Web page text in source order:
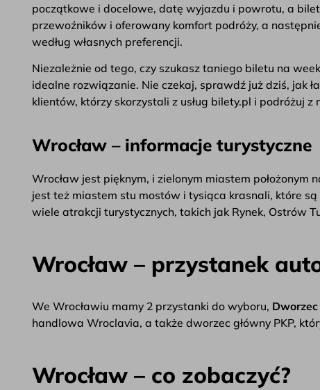
początkowe i docelowe, datę wyjazdu i powrotu, a
przewoźników i oferowany komfort podróży, a
według własnych preferencji.
Niezależnie od tego, czy szukasz taniego biletu na
idealne rozwiązanie. Nie czekaj, sprawdź już dziś, jak
klientów, którzy skorzystali z usług bilety.pl i podróżuj
Wrocław – informacje turystyczne
Wrocław jest pięknym, i zielonym miastem położonym
jest też miastem stu mostów i tysiąca krasnali, które
wiele atrakcji turystycznych, takich jak Rynek, Ostrów
Wrocław – przystanek
We Wrocławiu mamy 2 przystanki do wyboru,
handlowa Wroclavia, a także dworzec główny PKP,
Wrocław – co zobaczyć?